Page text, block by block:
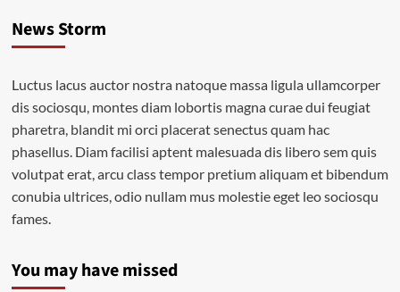
News Storm
Luctus lacus auctor nostra natoque massa ligula ullamcorper
dis sociosqu, montes diam lobortis magna curae dui feugiat
pharetra, blandit mi orci placerat senectus quam hac
phasellus. Diam facilisi aptent malesuada dis libero sem quis
volutpat erat, arcu class tempor pretium aliquam et bibendum
conubia ultrices, odio nullam mus molestie eget leo sociosqu
fames.
You may have missed